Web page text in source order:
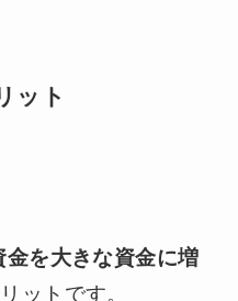
ット
金を大きな資金に増
ットです。